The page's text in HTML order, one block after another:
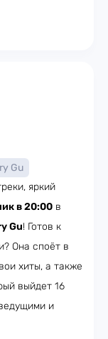
Gu
яркий
в 20:00 в
Gu! Готов к
Она споёт в
хиты, а также
выйдет 16
и